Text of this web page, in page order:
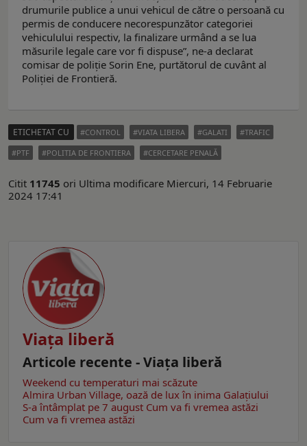
drumurile publice a unui vehicul de către o persoană cu
permis de conducere necorespunzător categoriei
vehiculului respectiv, la finalizare urmând a se lua
măsurile legale care vor fi dispuse”, ne-a declarat
comisar de poliție Sorin Ene, purtătorul de cuvânt al
Poliției de Frontieră.
ETICHETAT CU CONTROL VIATA LIBERA GALATI
TRAFIC
PTF
POLITIA DE FRONTIERA CERCETARE PENALĂ
Citit 11745 ori Ultima modificare Miercuri, 14 Februarie
2024 17:41
Viaţa liberă
Articole recente - Viaţa liberă
Weekend cu temperaturi mai scăzute
Almira Urban Village, oază de lux în inima Galațiului
S-a întâmplat pe 7 august Cum va fi vremea astăzi
Cum va fi vremea astăzi